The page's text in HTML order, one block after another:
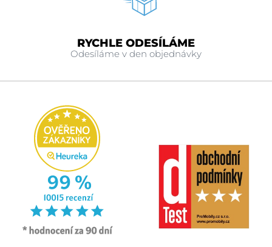
RYCHLE ODESÍLÁME
Odesíláme v den objednávky